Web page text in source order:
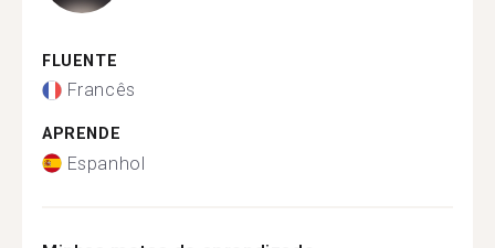
FLUENTE
Francês
APRENDE
Espanhol